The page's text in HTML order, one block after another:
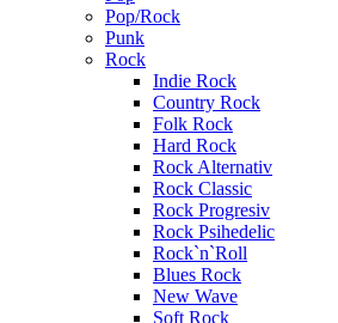
Pop/Rock
Punk
Rock
Indie Rock
Country Rock
Folk Rock
Hard Rock
Rock Alternativ
Rock Classic
Rock Progresiv
Rock Psihedelic
Rock`n`Roll
Blues Rock
New Wave
Soft Rock